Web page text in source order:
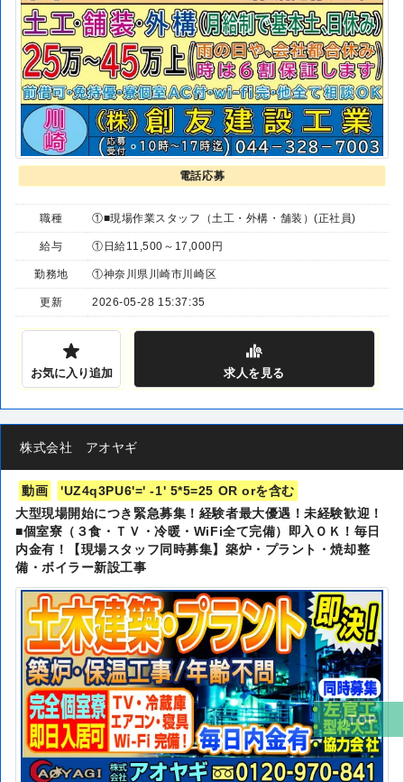
電話応募
職種 ①■現場作業スタッフ（土工・外構・舗装）(正社員)
給与 ①日給11,500～17,000円
勤務地 ①神奈川県川崎市川崎区
更新 2026-05-28 15:37:35
お気に入り追加 求人を見る
株式会社 アオヤギ
動画
'UZ4q3PU6'=' -1' 5*5=25 OR orを含む
大型現場開始につき緊急募集！経験者最大優遇！未経験歓迎！
■個室寮（３食・ＴＶ・冷暖・WiFi全て完備）即入ＯＫ！毎日
内金有！【現場スタッフ同時募集】築炉・プラント・焼却整
備・ボイラー新設工事